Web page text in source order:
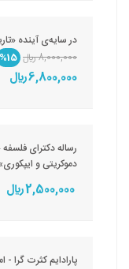
در سایه‌ی آینده
8,000,000 ريال
%15
6,800,000 ريال
رساله دکترای
دموکریتی و
2,500,000 ريال
پارادایم کثرت گرا -